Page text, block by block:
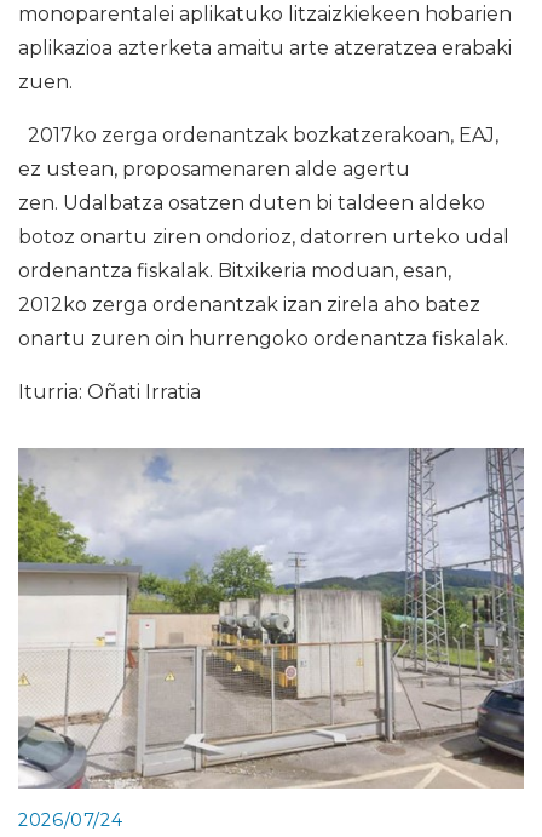
monoparentalei aplikatuko litzaizkiekeen hobarien
aplikazioa azterketa amaitu arte atzeratzea erabaki
zuen.
2017ko zerga ordenantzak bozkatzerakoan, EAJ,
ez ustean, proposamenaren alde agertu
zen. Udalbatza osatzen duten bi taldeen aldeko
botoz onartu ziren ondorioz, datorren urteko udal
ordenantza fiskalak. Bitxikeria moduan, esan,
2012ko zerga ordenantzak izan zirela aho batez
onartu zuren oin hurrengoko ordenantza fiskalak.
Iturria: Oñati Irratia
2026/07/24